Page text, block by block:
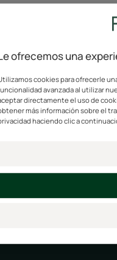
ofrecemos una
cookies para ofrecerle
avanzada al utilizar
directamente el uso de
más información sobre el
haciendo clic a